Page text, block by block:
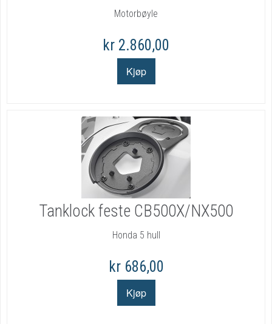
Motorbøyle
kr 2.860,00
Tanklock feste CB500X/NX500
Honda 5 hull
kr 686,00